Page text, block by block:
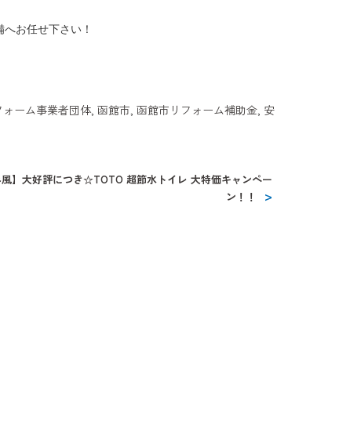
お任せ下さい！
ーム事業者団体 ,函館市 ,函館市リフォーム補助金 安
風】大好評につき☆TOTO 超節水トイレ 大特価キャンペー
ン！！